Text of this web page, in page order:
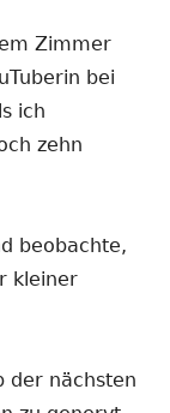
Zimmer
bei
ich
zehn
beobachte,
kleiner
der nächsten